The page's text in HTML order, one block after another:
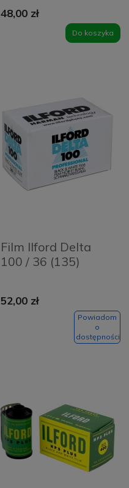
48,00 zł
Do koszyka
Film Ilford Delta
100 / 36 (135)
52,00 zł
Powiadom
o
dostępności